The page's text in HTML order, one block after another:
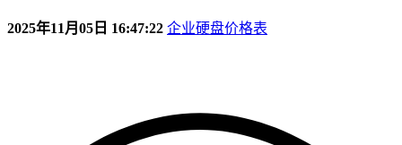
2025年11月05日 16:47:22 企业硬盘价格表